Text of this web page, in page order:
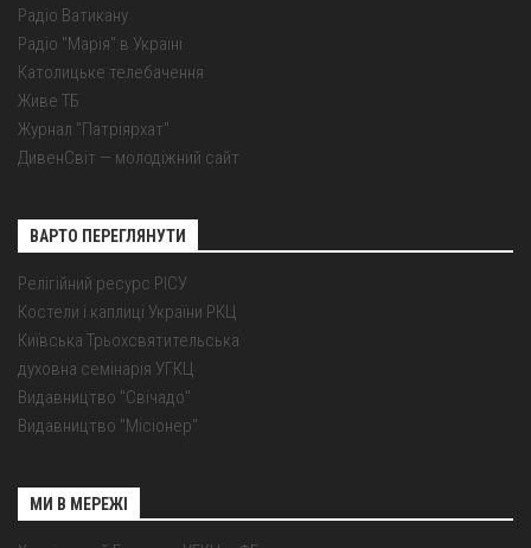
Радіо Ватикану
Радіо "Марія" в Україні
Католицьке телебачення
Живе ТБ
Журнал "Патріярхат"
ДивенСвіт — молодіжний сайт
ВАРТО ПЕРЕГЛЯНУТИ
Релігійний ресурс РІСУ
Костели і каплиці України РКЦ
Київська Трьохсвятительська
духовна семінарія УГКЦ
Видавництво "Свічадо"
Видавництво "Місіонер"
МИ В МЕРЕЖІ